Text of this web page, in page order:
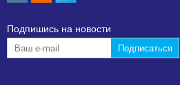
Подпишиcь на новости